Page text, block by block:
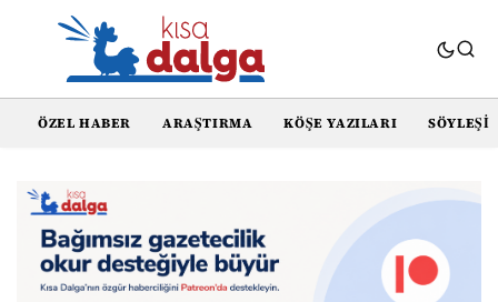
ÖZEL HABER ARAŞTIRMA KÖŞE YAZILARI SÖYLEŞI